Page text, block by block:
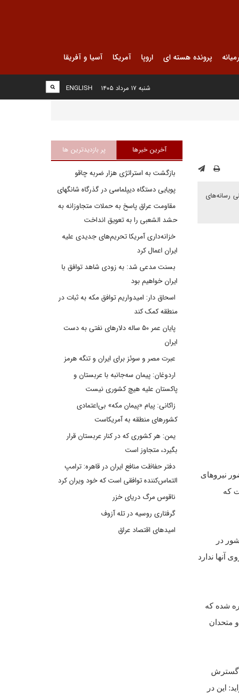
پرونده هسته ای اروپا آمریکا آسیا و آفریقا
ENGLISH شنبه ۱۷ مرداد ۱۴۰۵
رسانه‌هاى
نيروهاى
که
در
آنها ندارد
شده که
متحدان
گسترش
اين در
آخرین خبرها پر بازدیدترین ها
بازگشت به استراتژی هزار ضربه چاقو
پویایی دستگاه دیپلماسی در گذرگاه شانگهای
مقاومت عراق پاسخ به حملات متجاوزانه به
حشد الشعبی را به تعویق انداخت
خزانه‌داری آمریکا تحریم‌های جدیدی علیه
ایران اعمال کرد
بسنت مدعی شد: به زودی شاهد توافق با
ایران خواهیم بود
اسحاق دار: امیدواریم توافق مکه به ثبات در
منطقه کمک کند
پایان عمر ۵۰ ساله دلارهای نفتی به دست
ایران
عبرت مصر و سوئز برای ایران و تنگه هرمز
اردوغان: پیمان سه‌جانبه با عربستان و
پاکستان علیه هیچ کشوری نیست
زاکانی: پیام «پیمان مکه» بی‌اعتمادی
کشورهای منطقه به آمریکاست
یمن: هر کشوری که در کنار عربستان قرار
بگیرد، متجاوز است
دفتر حفاظت منافع ایران در قاهره: ترامپ
التماس‌کننده توافقی است که خود ویران کرد
ناقوس مرگ دریای خزر
گرفتاری روسیه در تله آزوف
امیدهای اقتصاد عراق